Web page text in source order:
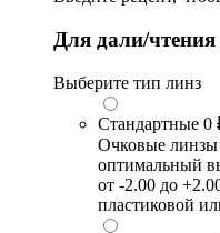
Для дали/чтения
Выберите тип линз
Стандартные 0
Очковые
оптимальный
от -2.00 до
пластиковой